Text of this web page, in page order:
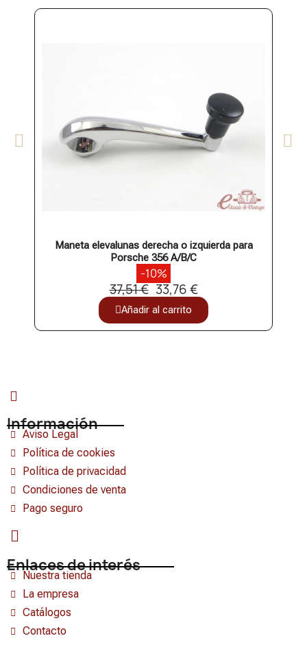
Maneta elevalunas derecha o izquierda para
Porsche 356 A/B/C
-10%
37,51 € 33,76 €
Añadir al carrito
Información
Aviso Legal
Política de cookies
Política de privacidad
Condiciones de venta
Pago seguro
Enlaces de interés
Nuestra tienda
La empresa
Catálogos
Contacto